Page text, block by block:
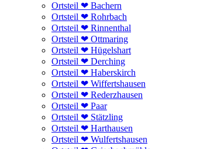
Ortsteil ❤ Bachern
Ortsteil ❤ Rohrbach
Ortsteil ❤ Rinnenthal
Ortsteil ❤ Ottmaring
Ortsteil ❤ Hügelshart
Ortsteil ❤ Derching
Ortsteil ❤ Haberskirch
Ortsteil ❤ Wiffertshausen
Ortsteil ❤ Rederzhausen
Ortsteil ❤ Paar
Ortsteil ❤ Stätzling
Ortsteil ❤ Harthausen
Ortsteil ❤ Wulfertshausen